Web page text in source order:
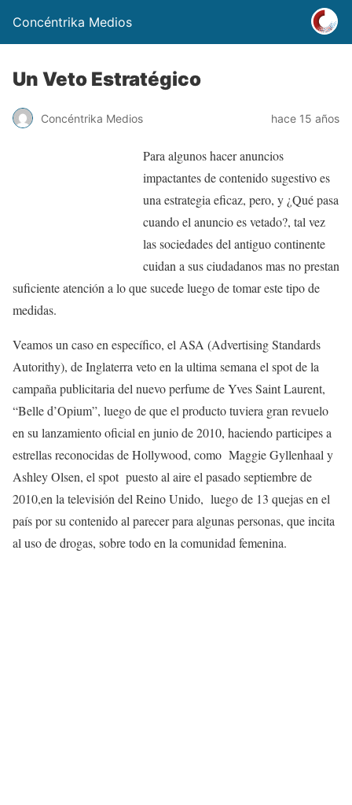
Concéntrika Medios
Un Veto Estratégico
Concéntrika Medios hace 15 años
Para algunos hacer anuncios
impactantes de contenido sugestivo es
una estrategia eficaz, pero, y ¿Qué pasa
cuando el anuncio es vetado?, tal vez
las sociedades del antiguo continente
cuidan a sus ciudadanos mas no prestan
suficiente atención a lo que sucede luego de tomar este tipo de
medidas.
Veamos un caso en específico, el ASA (Advertising Standards
Autorithy), de Inglaterra veto en la ultima semana el spot de la
campaña publicitaria del nuevo perfume de Yves Saint Laurent,
“Belle d’Opium”, luego de que el producto tuviera gran revuelo
en su lanzamiento oficial en junio de 2010, haciendo participes a
estrellas reconocidas de Hollywood, como Maggie Gyllenhaal y
Ashley Olsen, el spot puesto al aire el pasado septiembre de
2010,en la televisión del Reino Unido, luego de 13 quejas en el
país por su contenido al parecer para algunas personas, que incita
al uso de drogas, sobre todo en la comunidad femenina.